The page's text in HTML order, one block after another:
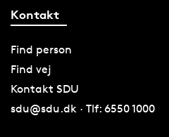
Kontakt
Find person
Find vej
Kontakt SDU
sdu@sdu.dk · Tlf: 6550 1000